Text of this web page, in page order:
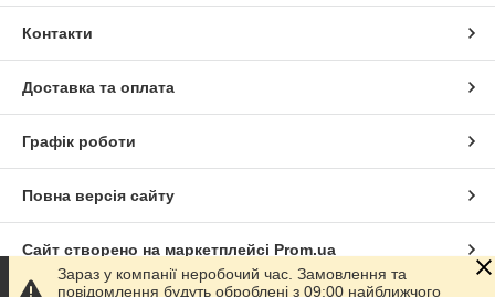
Контакти
Доставка та оплата
Графік роботи
Повна версія сайту
Сайт створено на маркетплейсі Prom.ua
Зараз у компанії неробочий час. Замовлення та
повідомлення будуть оброблені з 09:00 найближчого